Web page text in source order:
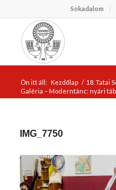
Sokadalom
Ön itt áll: Kezdőlap / 18. Tatai
Galéria – Moderntánc: nyári
IMG_7750